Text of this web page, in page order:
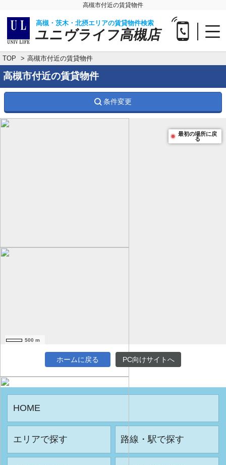
高槻市付近の賃貸物件
高槻・茨木・北摂エリアの賃貸物件検索
ユニヴライフ高槻店
TOP 高槻市付近の賃貸物件
高槻市付近の賃貸物件
条件変更
500 m
最初の場所に戻
る
ホームに戻る PC向けサイトへ
HOME
エリアで探す 路線・駅で探す